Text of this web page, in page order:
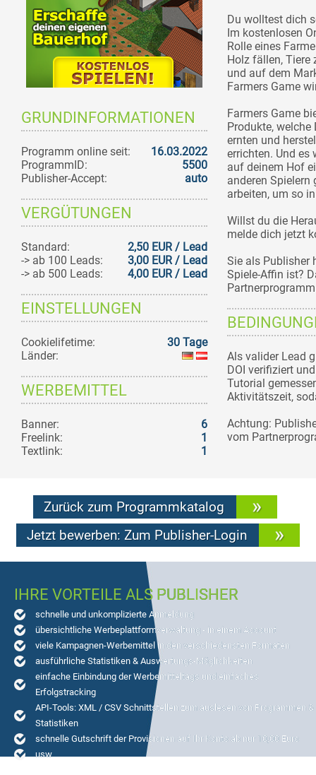
GRUNDINFORMATIONEN
Programm online seit:
ProgrammID:
Publisher-Accept:
16.03.2022
5500
auto
VERGÜTUNGEN
Standard:
2,50 EUR / Lead
-> ab 100 Leads:
3,00 EUR / Lead
-> ab 500 Leads:
4,00 EUR / Lead
EINSTELLUNGEN
Cookielifetime:
Länder:
30 Tage
WERBEMITTEL
Banner:
6
Freelink:
1
Textlink:
1
Du wolltest dich
Im kostenlosen
Rolle eines
Holz fällen, Tiere
und auf dem
Farmers Game
Farmers Game
Produkte,
ernten und
errichten. Und
auf deinem Hof
anderen
arbeiten, um so
Willst du die
melde dich jetzt
Sie als Publisher
Spiele-Affin ist?
Als valider Lead
DOI verifiziert
Tutorial
Aktivitätszeit,
Achtung:
vom
Zurück zum Programmkatalog
Jetzt bewerben: Zum Publisher-Login
IHRE VORTEILE ALS PUBLISHER
schnelle und unkomplizierte Anmeldung
übersichtliche Werbeplattformverwaltung - in einem Account
viele Kampagnen-Werbemittel in den verschiedensten Formaten
ausführliche Statistiken & Auswertungs-Möglichkeiten
einfache Einbindung der Werbemitteltags und einfaches
Erfolgstracking
API-Tools: XML / CSV Schnittstellen zum auslesen von Programmen &
Statistiken
schnelle Gutschrift der Provisionen auf Ihr Konto ab nur 10,00 Euro
usw